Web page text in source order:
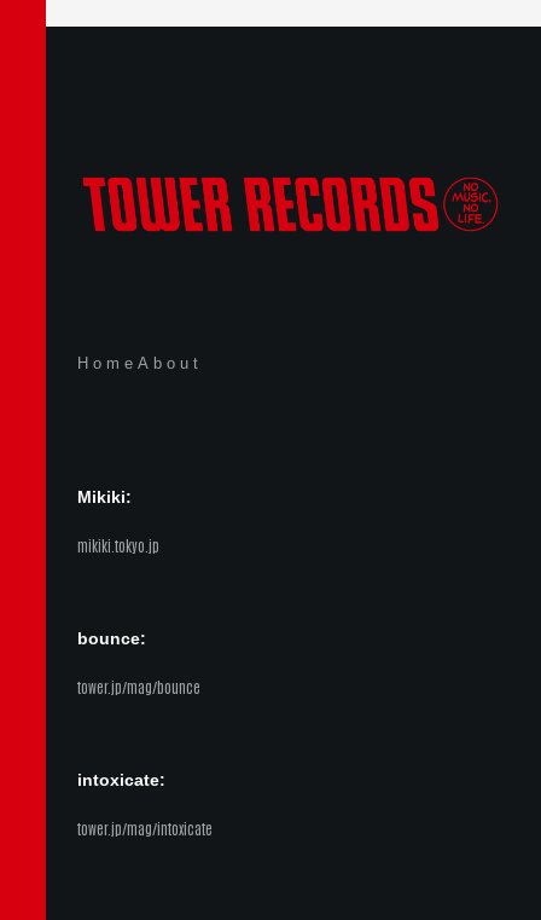
Home About
Mikiki:
mikiki.tokyo.jp
bounce:
tower.jp/mag/bounce
intoxicate:
tower.jp/mag/intoxicate